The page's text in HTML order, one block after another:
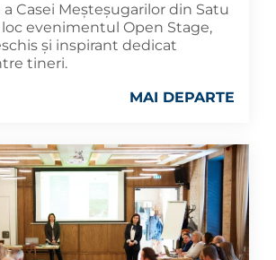
a Casei Meșteșugarilor din Satu
loc evenimentul Open Stage,
și inspirant dedicat
tineri.
MAI DEPARTE